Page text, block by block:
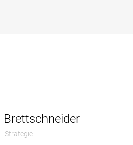
Brettschneider
Strategie